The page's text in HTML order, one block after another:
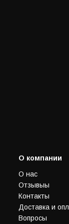
О компании
О нас
Отзывыы
Контакты
Доставка и
Вопросы